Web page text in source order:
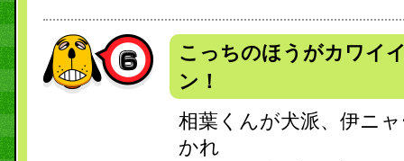
こっちのほうがカワイ
ン！
相葉くんが犬派、伊ニ
かれ